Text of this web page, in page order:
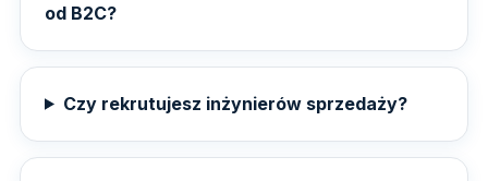
od B2C?
Czy rekrutujesz inżynierów sprzedaży?